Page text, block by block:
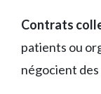
Contrats
patients ou
négocient